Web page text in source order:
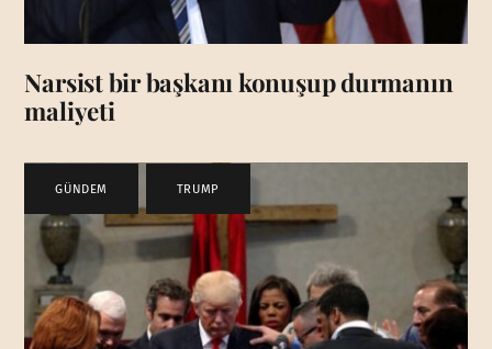
Narsist bir başkanı konuşup durmanın
maliyeti
GÜNDEM TRUMP